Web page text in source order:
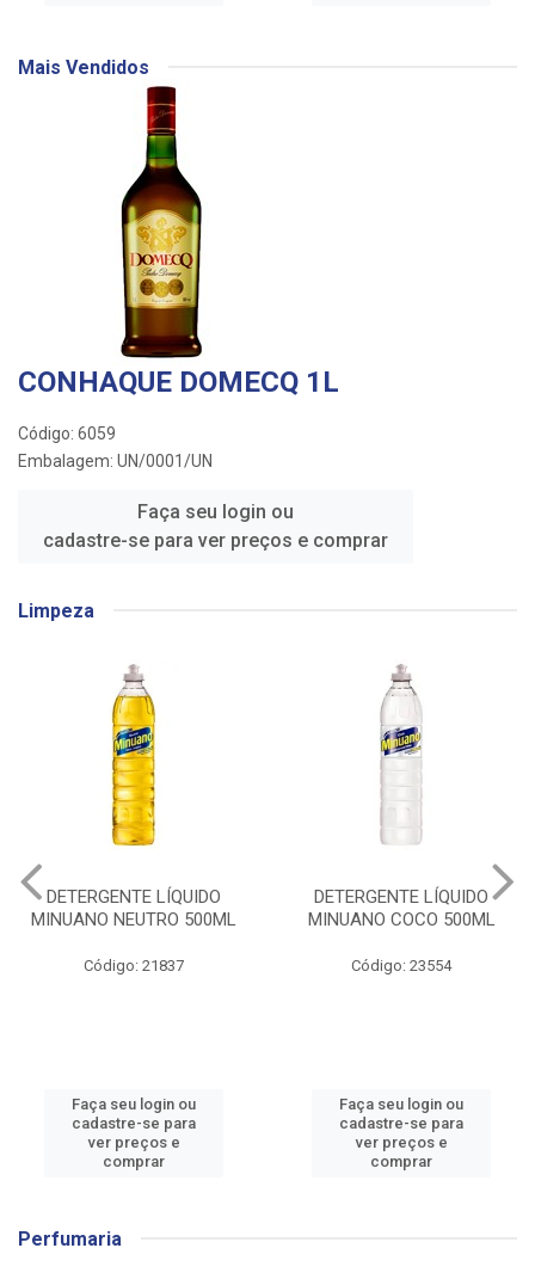
Mais Vendidos
CONHAQUE DOMECQ 1L
Código: 6059
Embalagem: UN/0001/UN
Faça seu login ou
cadastre-se para ver preços e comprar
Limpeza
DETERGENTE LÍQUIDO
MINUANO NEUTRO 500ML
Código: 21837
Faça seu login ou
cadastre-se para
ver preços e
comprar
DETERGENTE LÍQUIDO
MINUANO COCO 500ML
Código: 23554
Faça seu login ou
cadastre-se para
ver preços e
comprar
Perfumaria